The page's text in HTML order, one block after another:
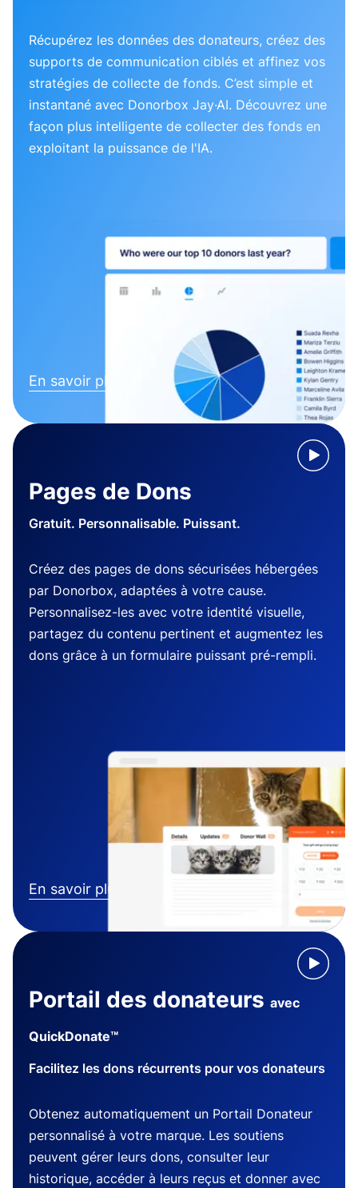
Récupérez les données des donateurs, créez des
supports de communication ciblés et affinez vos
stratégies de collecte de fonds. C’est simple et
instantané avec Donorbox Jay·AI. Découvrez une
façon plus intelligente de collecter des fonds en
exploitant la puissance de l'IA.
En savoir plus
Pages de Dons
Gratuit. Personnalisable. Puissant.
Créez des pages de dons sécurisées hébergées
par Donorbox, adaptées à votre cause.
Personnalisez-les avec votre identité visuelle,
partagez du contenu pertinent et augmentez les
dons grâce à un formulaire puissant pré-rempli.
En savoir plus
Portail des donateurs avec
QuickDonate™
Facilitez les dons récurrents pour vos donateurs
Obtenez automatiquement un Portail Donateur
personnalisé à votre marque. Les soutiens
peuvent gérer leurs dons, consulter leur
historique, accéder à leurs reçus et donner avec